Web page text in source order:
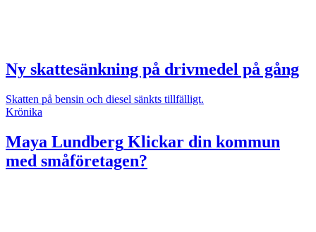
Ny skattesänkning på drivmedel på gång
Skatten på bensin och diesel sänkts tillfälligt.
Krönika
Maya Lundberg Klickar din kommun
med småföretagen?